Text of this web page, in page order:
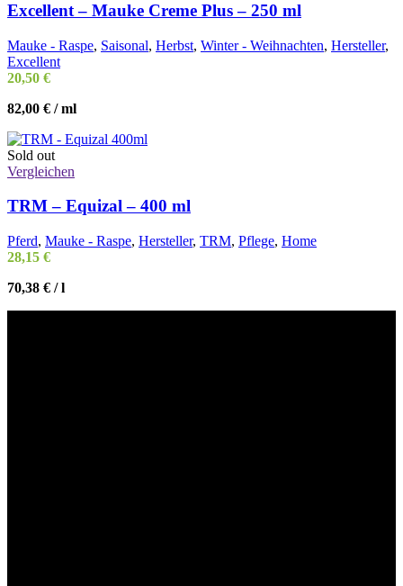
Excellent – Mauke Creme Plus – 250 ml
Mauke - Raspe, Saisonal, Herbst, Winter - Weihnachten, Hersteller,
Excellent
20,50 €
82,00 € /ml
Sold out
Vergleichen
TRM – Equizal – 400 ml
Pferd, Mauke - Raspe, Hersteller, TRM, Pflege, Home
28,15 €
70,38 € /l